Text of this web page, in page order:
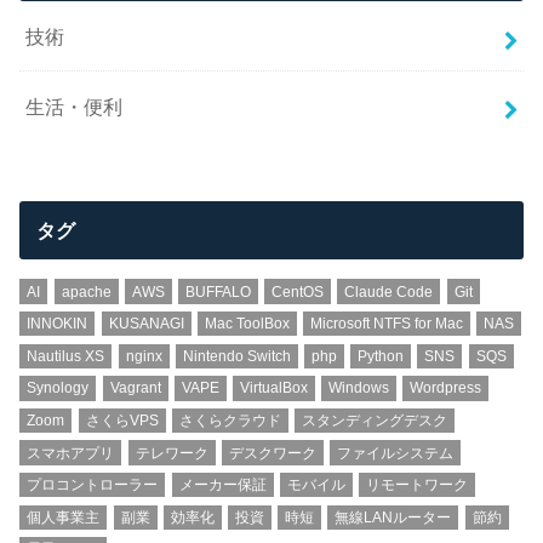
技術
生活・便利
タグ
AI apache AWS BUFFALO CentOS Claude Code
Git
INNOKIN
KUSANAGI Mac ToolBox Microsoft NTFS for Mac
NAS
Nautilus XS
nginx Nintendo Switch php Python SNS
SQS
Synology
Vagrant VAPE VirtualBox Windows
Wordpress
Zoom
さくらVPS さくらクラウド
スタンディングデスク
スマホアプリ
テレワーク デスクワーク
ファイルシステム
プロコントローラー
メーカー保証 モバイル
リモートワーク
個人事業主
副業 効率化 投資 時短 無線LANルーター
節約